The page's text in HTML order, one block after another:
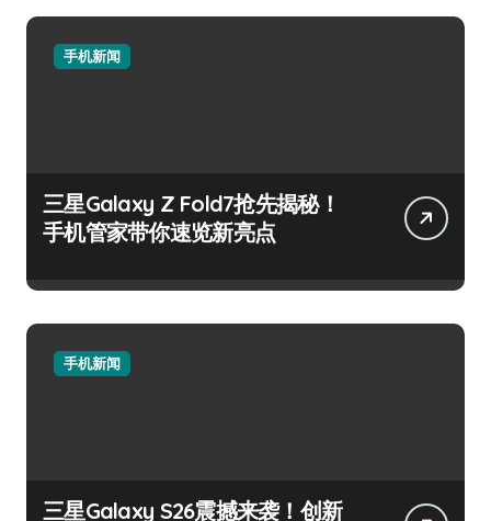
手机新闻
三星Galaxy Z Fold7抢先揭秘！
手机管家带你速览新亮点
手机新闻
三星Galaxy S26震撼来袭！创新